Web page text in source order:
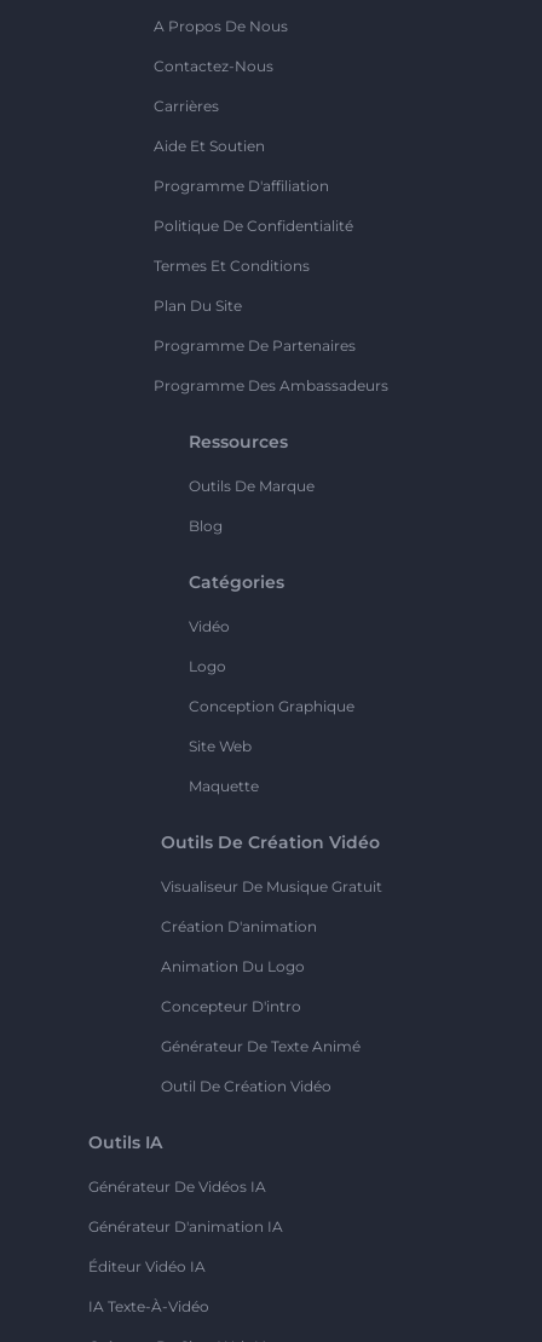
A Propos De Nous
Contactez-Nous
Carrières
Aide Et Soutien
Programme D'affiliation
Politique De Confidentialité
Termes Et Conditions
Plan Du Site
Programme De Partenaires
Programme Des Ambassadeurs
Ressources
Outils De Marque
Blog
Catégories
Vidéo
Logo
Conception Graphique
Site Web
Maquette
Outils De Création Vidéo
Visualiseur De Musique Gratuit
Création D'animation
Animation Du Logo
Concepteur D'intro
Générateur De Texte Animé
Outil De Création Vidéo
Outils IA
Générateur De Vidéos IA
Générateur D'animation IA
Éditeur Vidéo IA
IA Texte-À-Vidéo